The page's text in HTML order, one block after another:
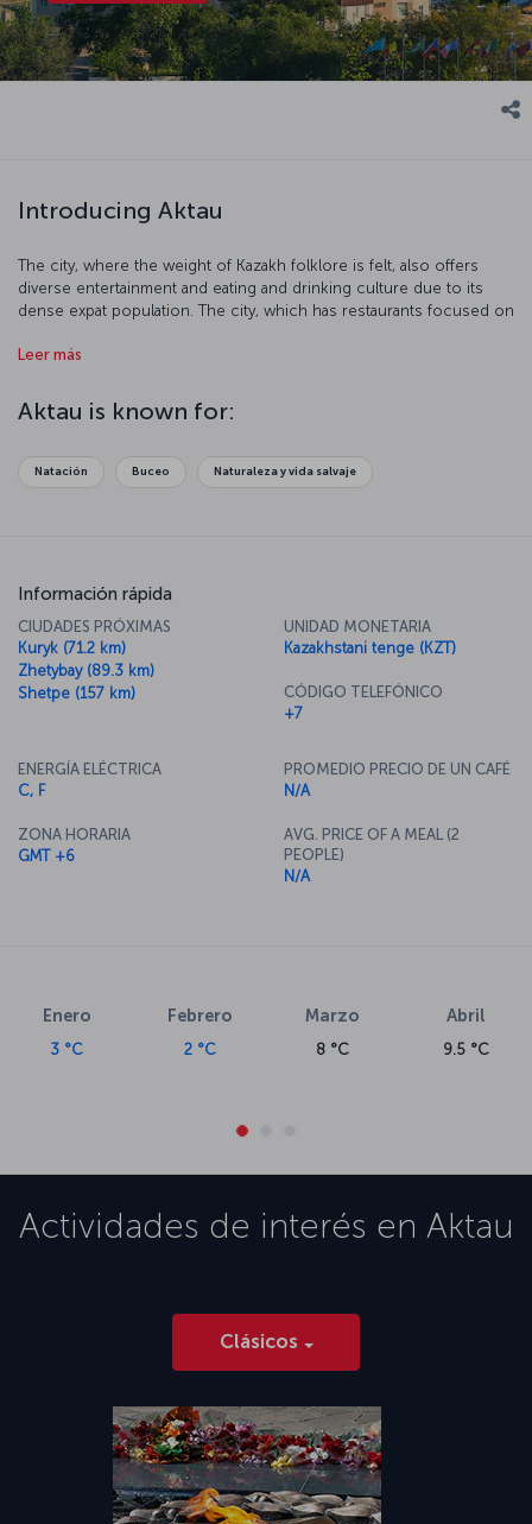
Introducing Aktau
The city, where the weight of Kazakh folklore is felt, also offers
diverse entertainment and eating and drinking culture due to its
dense expat population. The city, which has restaurants focused on
expectation of a sea-sand-sun-oriented holiday with its touristic
Leer más
Aktau is known for:
Natación Buceo Naturaleza y vida salvaje
Información rápida
CIUDADES PRÓXIMAS
Kuryk (71.2 km)
Zhetybay (89.3 km)
Shetpe (157 km)
UNIDAD MONETARIA
Kazakhstani tenge (KZT)
CÓDIGO TELEFÓNICO
+7
ENERGÍA ELÉCTRICA
C, F
ZONA HORARIA
GMT +6
PROMEDIO PRECIO DE UN CAFÉ
N/A
AVG. PRICE OF A MEAL (2
PEOPLE)
N/A
Enero
3 °C
Febrero
2 °C
Marzo
8 °C
Abril
9.5 °C
Actividades de interés en Aktau
Clásicos